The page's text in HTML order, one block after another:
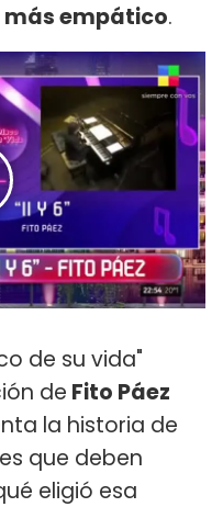
más empático.
de su vida"
de Fito Páez
la historia de
que deben
eligió esa